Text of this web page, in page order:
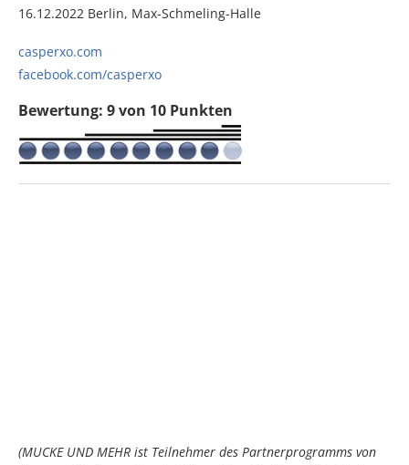
16.12.2022 Berlin, Max-Schmeling-Halle
casperxo.com
facebook.com/casperxo
Bewertung: 9 von 10 Punkten
(MUCKE UND MEHR ist Teilnehmer des Partnerprogramms von